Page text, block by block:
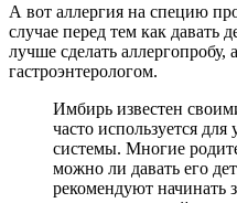
А вот аллергия на специю
случае перед тем как давать
лучше сделать аллергопробу,
гастроэнтерологом.
Имбирь известен
часто используется
системы. Многие
можно ли давать его
рекомендуют начинать